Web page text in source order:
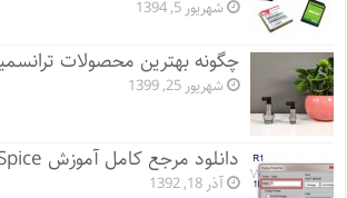
شهریور 5, 1394
چگونه بهترین محصولات
شهریور 25, 1399
دانلود مرجع کامل آموزش OrCAD PSpice
آذر 18, 1392